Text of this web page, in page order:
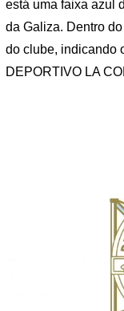
está uma faixa azul
da Galiza. Dentro
do clube, indicando
DEPORTIVO LA